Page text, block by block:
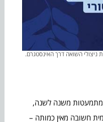
ניצולי השואה דרך האינסטגרם.
ומתמעטות משנה לשנה,
חשובה מאין כמותה –